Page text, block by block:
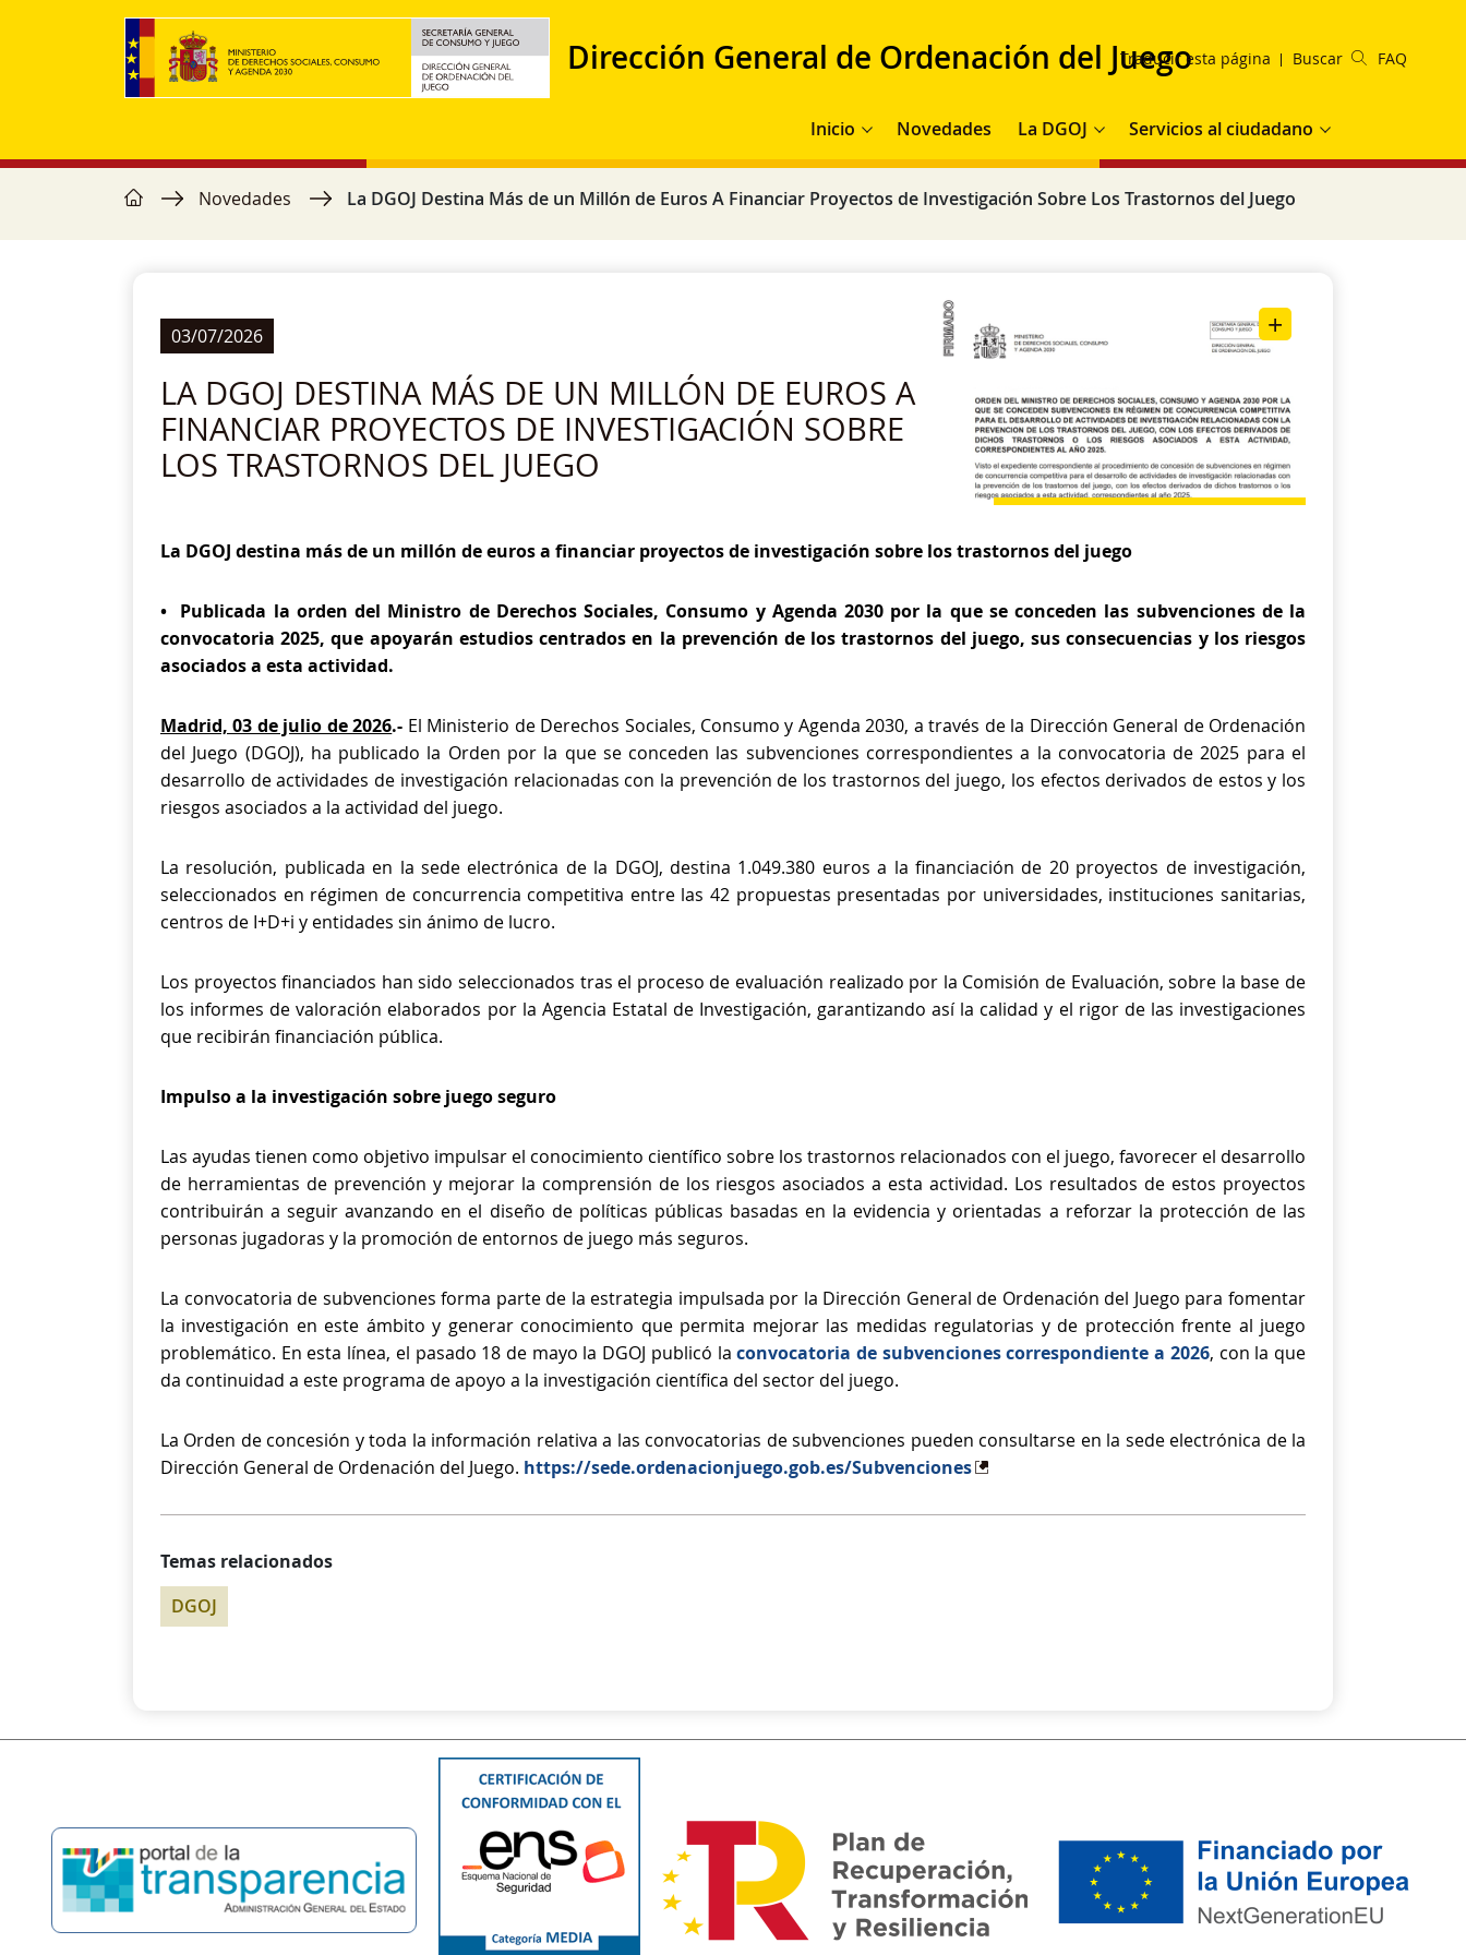
Pasar al contenido principal
Dirección General de Ordenación del JuegoTraducir esta página Buscar FAQ
Navegación principal
Inicio Novedades La DGOJ Servicios al ciudadano
Ruta de navegación
home Novedades La DGOJ Destina Más de un Millón de Euros A Financiar Proyectos de Investigación Sobre Los Trastornos del Juego
03/07/2026
LA DGOJ DESTINA MÁS DE UN MILLÓN DE EUROS A
FINANCIAR PROYECTOS DE INVESTIGACIÓN SOBRE
LOS TRASTORNOS DEL JUEGO
La DGOJ destina más de un millón de euros a financiar proyectos de investigación sobre los trastornos del juego
• Publicada la orden del Ministro de Derechos Sociales, Consumo y Agenda 2030 por la que se conceden las subvenciones de la
convocatoria 2025, que apoyarán estudios centrados en la prevención de los trastornos del juego, sus consecuencias y los riesgos
asociados a esta actividad.
Madrid, 03 de julio de 2026.- El Ministerio de Derechos Sociales, Consumo y Agenda 2030, a través de la Dirección General de Ordenación
del Juego (DGOJ), ha publicado la Orden por la que se conceden las subvenciones correspondientes a la convocatoria de 2025 para el
desarrollo de actividades de investigación relacionadas con la prevención de los trastornos del juego, los efectos derivados de estos y los
riesgos asociados a la actividad del juego.
La resolución, publicada en la sede electrónica de la DGOJ, destina 1.049.380 euros a la financiación de 20 proyectos de investigación,
seleccionados en régimen de concurrencia competitiva entre las 42 propuestas presentadas por universidades, instituciones sanitarias,
centros de I+D+i y entidades sin ánimo de lucro.
Los proyectos financiados han sido seleccionados tras el proceso de evaluación realizado por la Comisión de Evaluación, sobre la base de
los informes de valoración elaborados por la Agencia Estatal de Investigación, garantizando así la calidad y el rigor de las investigaciones
que recibirán financiación pública.
Impulso a la investigación sobre juego seguro
Las ayudas tienen como objetivo impulsar el conocimiento científico sobre los trastornos relacionados con el juego, favorecer el desarrollo
de herramientas de prevención y mejorar la comprensión de los riesgos asociados a esta actividad. Los resultados de estos proyectos
contribuirán a seguir avanzando en el diseño de políticas públicas basadas en la evidencia y orientadas a reforzar la protección de las
personas jugadoras y la promoción de entornos de juego más seguros.
La convocatoria de subvenciones forma parte de la estrategia impulsada por la Dirección General de Ordenación del Juego para fomentar
la investigación en este ámbito y generar conocimiento que permita mejorar las medidas regulatorias y de protección frente al juego
problemático. En esta línea, el pasado 18 de mayo la DGOJ publicó laconvocatoria de subvenciones correspondiente a 2026, con la que
da continuidad a este programa de apoyo a la investigación científica del sector del juego.
La Orden de concesión y toda la información relativa a las convocatorias de subvenciones pueden consultarse en la sede electrónica de la
Dirección General de Ordenación del Juego. https://sede.ordenacionjuego.gob.es/Subvenciones
Temas relacionados
DGOJ